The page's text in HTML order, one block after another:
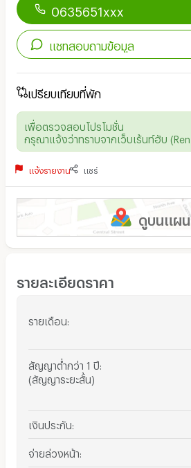
0635651xxx
แชทสอบถามข้อมูล
เปรียบเทียบที่พัก
เพื่อตรวจสอบโปรโมชั่น
กรุณาแจ้งว่าทราบจากเว็บเร้นท์ฮับ
แจ้งรายงาน แชร์
ดูบนแผ
รายละเอียดราคา
รายเดือน
สัญญาต่ำกว่า 1 ปี
(สัญญาระยะสั้น)
เงินประกัน
จ่ายล่วงหน้า